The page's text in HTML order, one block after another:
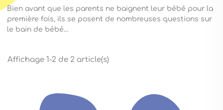
Bien avant que les parents ne baignent leur bébé pour la
première fois, ils se posent de nombreuses questions sur
le bain de bébé…
Affichage 1-2 de 2 article(s)